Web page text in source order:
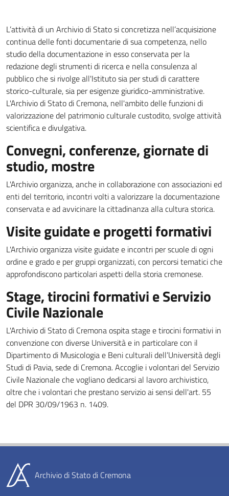
L’attività di un Archivio di Stato si concretizza nell’acquisizione
continua delle fonti documentarie di sua competenza, nello
studio della documentazione in esso conservata per la
redazione degli strumenti di ricerca e nella consulenza al
pubblico che si rivolge all'Istituto sia per studi di carattere
storico-culturale, sia per esigenze giuridico-amministrative.
L'Archivio di Stato di Cremona, nell'ambito delle funzioni di
valorizzazione del patrimonio culturale custodito, svolge attività
scientifica e divulgativa.
Convegni, conferenze, giornate di
studio, mostre
L'Archivio organizza, anche in collaborazione con associazioni ed
enti del territorio, incontri volti a valorizzare la documentazione
conservata e ad avvicinare la cittadinanza alla cultura storica.
Visite guidate e progetti formativi
L'Archivio organizza visite guidate e incontri per scuole di ogni
ordine e grado e per gruppi organizzati, con percorsi tematici che
approfondiscono particolari aspetti della storia cremonese.
Stage, tirocini formativi e Servizio
Civile Nazionale
L'Archivio di Stato di Cremona ospita stage e tirocini formativi in
convenzione con diverse Università e in particolare con il
Dipartimento di Musicologia e Beni culturali dell’Università degli
Studi di Pavia, sede di Cremona. Accoglie i volontari del Servizio
Civile Nazionale che vogliano dedicarsi al lavoro archivistico,
oltre che i volontari che prestano servizio ai sensi dell'art. 55
del DPR 30/09/1963 n. 1409.
Archivio di Stato di Cremona